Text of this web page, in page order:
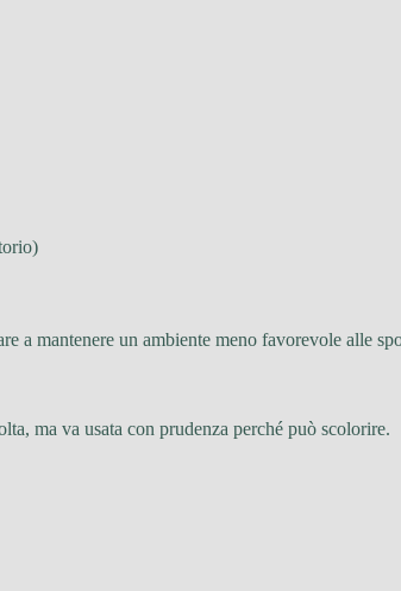
a mantenere un ambiente meno favorevole alle
ma va usata con prudenza perché può scolorire.